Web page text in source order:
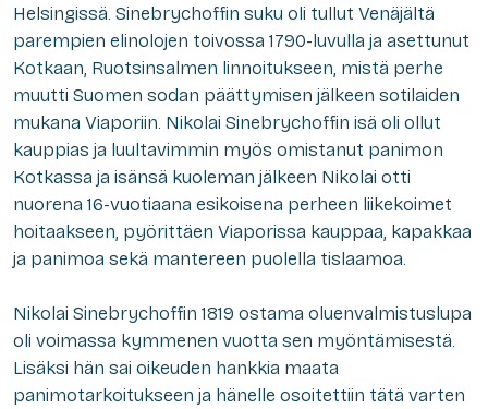
Helsingissä. Sinebrychoffin suku oli tullut Venäjältä
parempien elinolojen toivossa 1790-luvulla ja asettunut
Kotkaan, Ruotsinsalmen linnoitukseen, mistä perhe
muutti Suomen sodan päättymisen jälkeen sotilaiden
mukana Viaporiin. Nikolai Sinebrychoffin isä oli ollut
kauppias ja luultavimmin myös omistanut panimon
Kotkassa ja isänsä kuoleman jälkeen Nikolai otti
nuorena 16-vuotiaana esikoisena perheen liikekoimet
hoitaakseen, pyörittäen Viaporissa kauppaa, kapakkaa
ja panimoa sekä mantereen puolella tislaamoa.
Nikolai Sinebrychoffin 1819 ostama oluenvalmistuslupa
oli voimassa kymmenen vuotta sen myöntämisestä.
Lisäksi hän sai oikeuden hankkia maata
panimotarkoitukseen ja hänelle osoitettiin tätä varten